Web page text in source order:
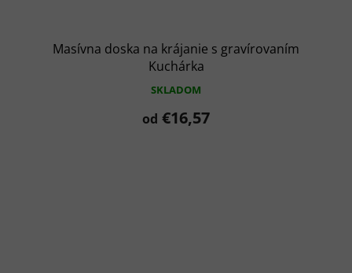
Masívna doska na krájanie s gravírovaním
Kuchárka
SKLADOM
od €16,57